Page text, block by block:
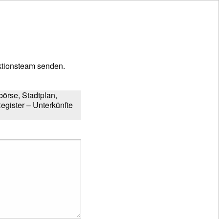
senden.
Stadtplan,
– Unterkünfte